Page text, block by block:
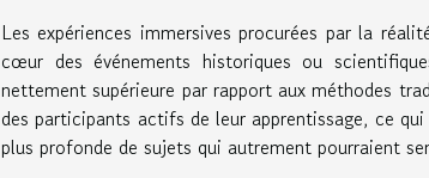
Les expériences immersives procurées par la
cœur des événements historiques ou
nettement supérieure par rapport aux méthodes
des participants actifs de leur apprentissage, ce
plus profonde de sujets qui autrement pourraient